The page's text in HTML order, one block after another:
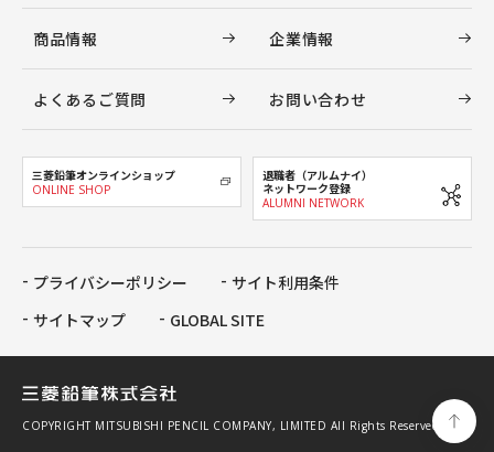
商品情報 企業情報
よくあるご質問 お問い合わせ
三菱鉛筆オンラインショップ
ONLINE SHOP
退職者（アルムナイ）
ネットワーク登録
ALUMNI NETWORK
プライバシーポリシー
サイト利用条件
サイトマップ
GLOBAL SITE
COPYRIGHT MITSUBISHI PENCIL COMPANY, LIMITED All Rights Reserved.